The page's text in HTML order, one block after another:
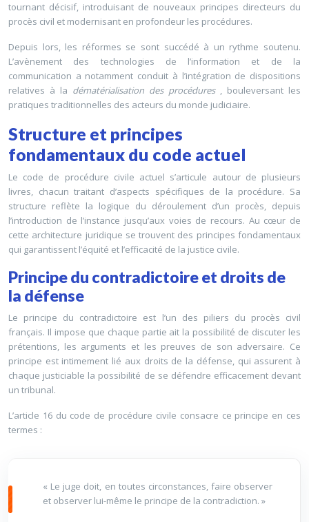
tournant décisif, introduisant de nouveaux principes directeurs du
procès civil et modernisant en profondeur les procédures.
Depuis lors, les réformes se sont succédé à un rythme soutenu.
L’avènement des technologies de l’information et de la
communication a notamment conduit à l’intégration de dispositions
relatives à la dématérialisation des procédures , bouleversant les
pratiques traditionnelles des acteurs du monde judiciaire.
Structure et principes
fondamentaux du code actuel
Le code de procédure civile actuel s’articule autour de plusieurs
livres, chacun traitant d’aspects spécifiques de la procédure. Sa
structure reflète la logique du déroulement d’un procès, depuis
l’introduction de l’instance jusqu’aux voies de recours. Au cœur de
cette architecture juridique se trouvent des principes fondamentaux
qui garantissent l’équité et l’efficacité de la justice civile.
Principe du contradictoire et droits de
la défense
Le principe du contradictoire est l’un des piliers du procès civil
français. Il impose que chaque partie ait la possibilité de discuter les
prétentions, les arguments et les preuves de son adversaire. Ce
principe est intimement lié aux droits de la défense, qui assurent à
chaque justiciable la possibilité de se défendre efficacement devant
un tribunal.
L’article 16 du code de procédure civile consacre ce principe en ces
termes :
« Le juge doit, en toutes circonstances, faire observer
et observer lui-même le principe de la contradiction. »